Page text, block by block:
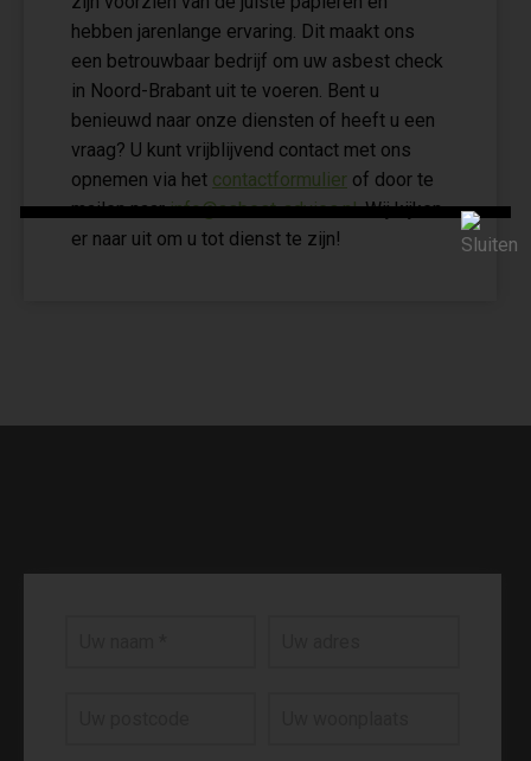
hebben jarenlange ervaring. Dit maakt ons
een betrouwbaar bedrijf om uw asbest check
in Noord-Brabant uit te voeren. Bent u
benieuwd naar onze diensten of heeft u een
vraag? U kunt vrijblijvend contact met ons
opnemen via het contactformulier of door te
mailen naarinfo@asbest-advies.nl. Wij kijken
er naar uit om u tot dienst te zijn!